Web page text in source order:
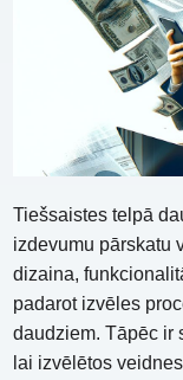
Tiešsaistes telpā
izdevumu pārskatu
dizaina,
padarot izvēles
daudziem. Tāpēc ir
lai izvēlētos